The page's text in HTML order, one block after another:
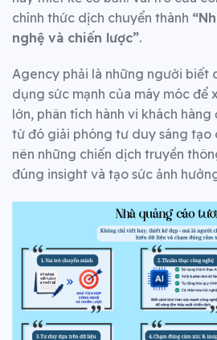
chính thức dịch chuyển thành
nghệ và chiến lược”.
Agency phải là những người biết
dụng sức mạnh của máy móc để
lớn, phân tích hành vi khách
từ đó giải phóng tư duy sáng tạo
nên những chiến dịch truyền
đúng insight và tạo sức ảnh